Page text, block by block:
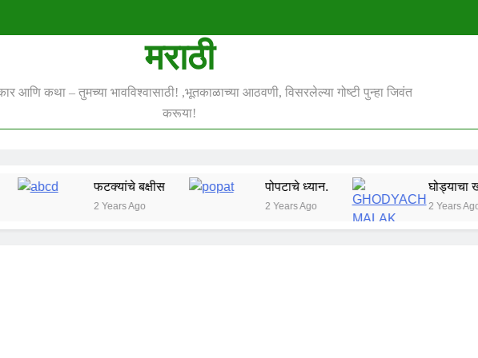
मराठी
आणि कथा – तुमच्या भावविश्वासाठी! ,भूतकाळाच्या आठवणी, विसरलेल्या गोष्टी पुन्हा जिवंत
करूया!
फटक्यांचे बक्षीस
2 Years Ago
पोपटाचे ध्यान.
2 Years Ago
घोड्याचा खरा मालक
2 Years Ago